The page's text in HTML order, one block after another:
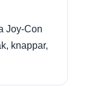
Joy-Con
knappar,